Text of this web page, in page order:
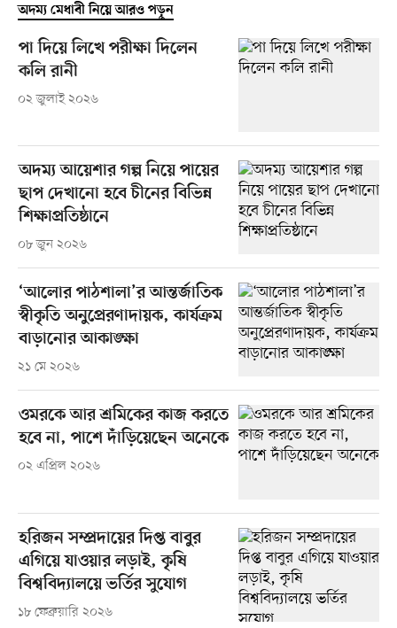
অদম্য মেধাবী নিয়ে আরও পড়ুন
পা দিয়ে লিখে পরীক্ষা দিলেন
কলি রানী
০২ জুলাই ২০২৬
অদম্য আয়েশার গল্প নিয়ে পায়ের
ছাপ দেখানো হবে চীনের বিভিন্ন
শিক্ষাপ্রতিষ্ঠানে
০৮ জুন ২০২৬
‘আলোর পাঠশালা’র আন্তর্জাতিক
স্বীকৃতি অনুপ্রেরণাদায়ক, কার্যক্রম
বাড়ানোর আকাঙ্ক্ষা
২১ মে ২০২৬
ওমরকে আর শ্রমিকের কাজ করতে
হবে না, পাশে দাঁড়িয়েছেন অনেকে
০২ এপ্রিল ২০২৬
হরিজন সম্প্রদায়ের দিপ্ত বাবুর
এগিয়ে যাওয়ার লড়াই, কৃষি
বিশ্ববিদ্যালয়ে ভর্তির সুযোগ
১৮ ফেব্রুয়ারি ২০২৬